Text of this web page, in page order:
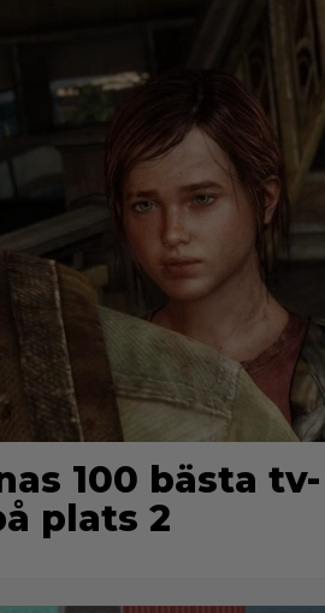
100 bästa tv-
plats 2